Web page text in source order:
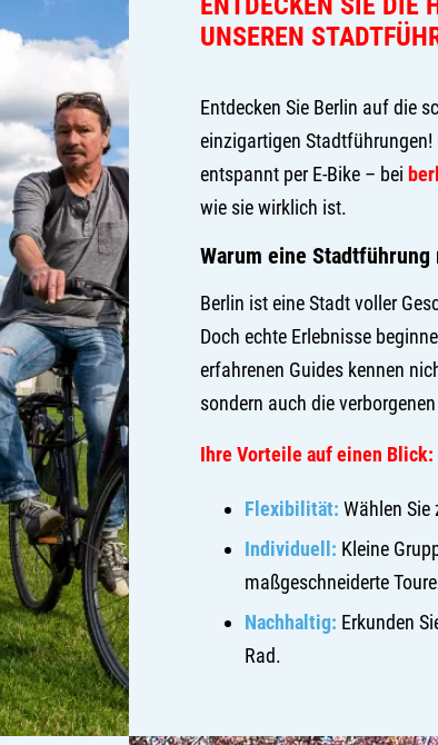
UNSEREN
Entdecken Sie Berlin auf die
einzigartigen
entspannt per E-Bike – bei
wie sie wirklich ist.
Warum eine Stadtführung
Berlin ist eine Stadt voller
Doch echte Erlebnisse
erfahrenen Guides kennen
sondern auch die
Ihre Vorteile auf einen Blick:
Flexibilität: Wählen Sie
Individuell: Kleine
maßgeschneiderte
Nachhaltig: Erkunden
Rad.